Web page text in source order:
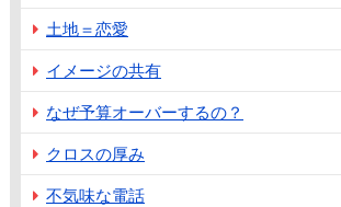
土地＝恋愛
イメージの共有
なぜ予算オーバーするの？
クロスの厚み
不気味な電話